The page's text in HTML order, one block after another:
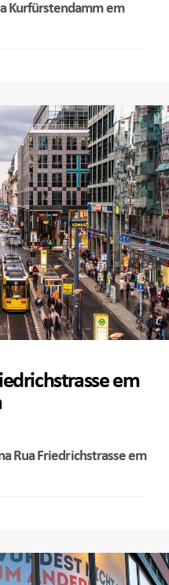
Kurfürstendamm em
em
Rua Friedrichstrasse em